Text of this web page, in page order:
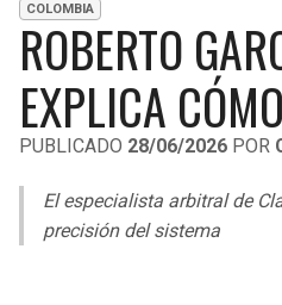
COLOMBIA
ROBERTO
EXPLICA
PUBLICADO 28/06/2026 POR
El especialista arbitral de
precisión del sistema